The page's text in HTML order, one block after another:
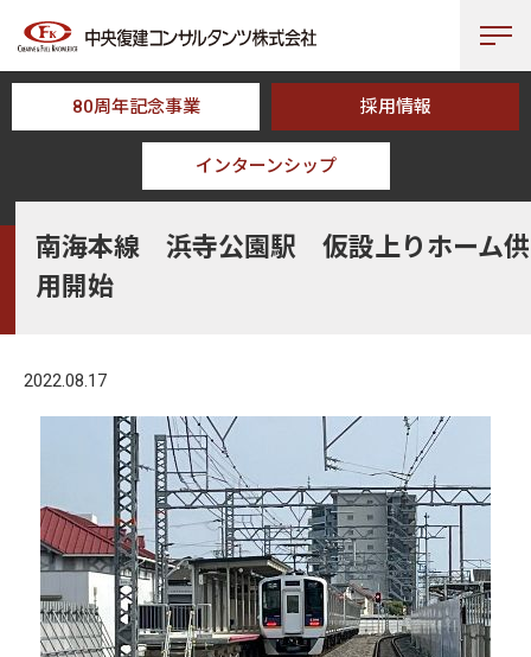
80周年記念事業 採用情報
インターンシップ
南海本線 浜寺公園駅 仮設上りホーム供用開始
南海本線 浜寺公園駅 仮設上りホーム供
用開始
2022.08.17